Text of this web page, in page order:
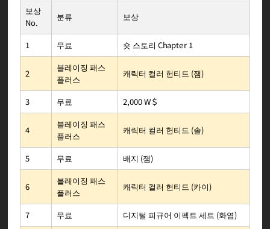
보상
No.
분류 보상
1 무료 숏 스토리 Chapter 1
2
블레이징 패스
플러스
캐릭터 컬러 헌티드 (잼)
3 무료 2,000 W＄
4
블레이징 패스
플러스
캐릭터 컬러 헌티드 (솔)
5 무료 배지 (잼)
6
블레이징 패스
플러스
캐릭터 컬러 헌티드 (카이)
7 무료 디지털 피규어 이펙트 세트 (화염)